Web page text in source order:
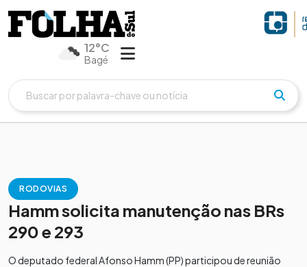
12°C
Bagé
RODOVIAS
Hamm solicita manutenção nas BRs
290 e 293
O deputado federal Afonso Hamm (PP) participou de reunião